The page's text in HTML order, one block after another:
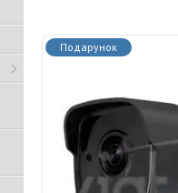
Подарунок